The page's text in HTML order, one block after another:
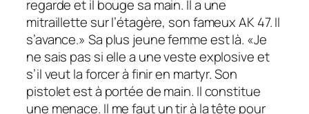
regarde et il bouge sa main. Il a une
mitraillette sur l’étagère, son fameux AK 47. Il
s’avance.» Sa plus jeune femme est là. «Je
ne sais pas si elle a une veste explosive et
s’il veut la forcer à finir en martyr. Son
pistolet est à portée de main. Il constitue
une menace. Il me faut un tir à la tête pour